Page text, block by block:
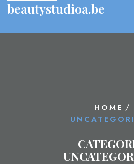
beautystudioa.be
HOME /